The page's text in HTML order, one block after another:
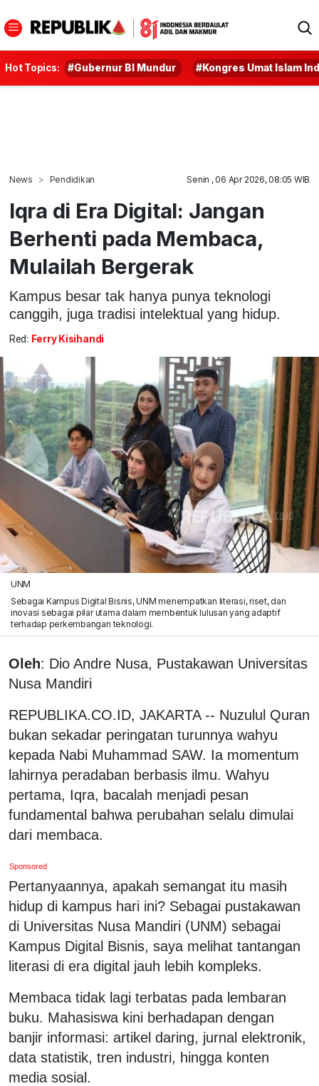
Hot Topics: #Gubernur BI Mundur #Kongres Umat Islam
News Pendidikan Senin , 06 Apr 2026, 08:05 WIB
Iqra di Era Digital: Jangan
Berhenti pada Membaca,
Mulailah Bergerak
Kampus besar tak hanya punya teknologi
canggih, juga tradisi intelektual yang hidup.
Red: Ferry Kisihandi
UNM
Sebagai Kampus Digital Bisnis, UNM menempatkan literasi, riset, dan
inovasi sebagai pilar utama dalam membentuk lulusan yang adaptif
terhadap perkembangan teknologi.
Oleh: Dio Andre Nusa, Pustakawan Universitas
Nusa Mandiri
REPUBLIKA.CO.ID, JAKARTA -- Nuzulul Quran
bukan sekadar peringatan turunnya wahyu
kepada Nabi Muhammad SAW. Ia momentum
lahirnya peradaban berbasis ilmu. Wahyu
pertama, Iqra, bacalah menjadi pesan
fundamental bahwa perubahan selalu dimulai
dari membaca.
Sponsored
Pertanyaannya, apakah semangat itu masih
hidup di kampus hari ini? Sebagai pustakawan
di Universitas Nusa Mandiri (UNM) sebagai
Kampus Digital Bisnis, saya melihat tantangan
literasi di era digital jauh lebih kompleks.
Membaca tidak lagi terbatas pada lembaran
buku. Mahasiswa kini berhadapan dengan
banjir informasi: artikel daring, jurnal elektronik,
data statistik, tren industri, hingga konten
media sosial.